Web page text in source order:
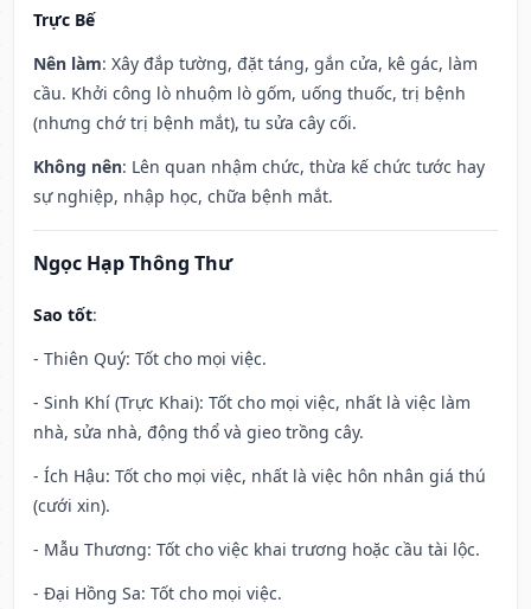
Trực Bế
Nên làm: Xây đắp tường, đặt táng, gắn cửa, kê gác, làm
cầu. Khởi công lò nhuộm lò gốm, uống thuốc, trị bệnh
(nhưng chớ trị bệnh mắt), tu sửa cây cối.
Không nên: Lên quan nhậm chức, thừa kế chức tước hay
sự nghiệp, nhập học, chữa bệnh mắt.
Ngọc Hạp Thông Thư
Sao tốt:
- Thiên Quý: Tốt cho mọi việc.
- Sinh Khí (Trực Khai): Tốt cho mọi việc, nhất là việc làm
nhà, sửa nhà, động thổ và gieo trồng cây.
- Ích Hậu: Tốt cho mọi việc, nhất là việc hôn nhân giá thú
(cưới xin).
- Mẫu Thương: Tốt cho việc khai trương hoặc cầu tài lộc.
- Đại Hồng Sa: Tốt cho mọi việc.